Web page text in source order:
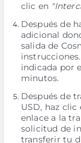
clic en
Después de
adicional
salida de
indicada por
minutos.
Después de
USD, haz
enlace a la
solicitud de
transferir tu